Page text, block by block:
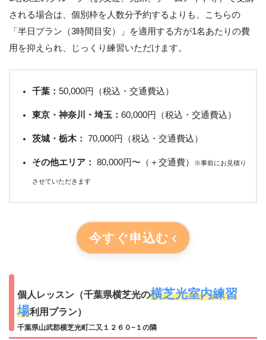
される場合は、個別枠を人数分予約するよりも、こちらの
「半日プラン（3時間目安）」を適用する方が1名あたりの費
用を抑えられ、じっくり練習いただけます。
千葉：50,000円（税込・交通費込）
東京・神奈川・埼玉：60,000円（税込・交通費込）
茨城・栃木： 70,000円（税込・交通費込）
その他エリア： 80,000円〜（＋交通費） ※事前にお見積り
させていただきます
今すぐ申込む
個人レッスン（千葉県横芝光の横芝光室内練習
場利用プラン）
千葉県山武郡横芝光町二又１２６０−１の隣